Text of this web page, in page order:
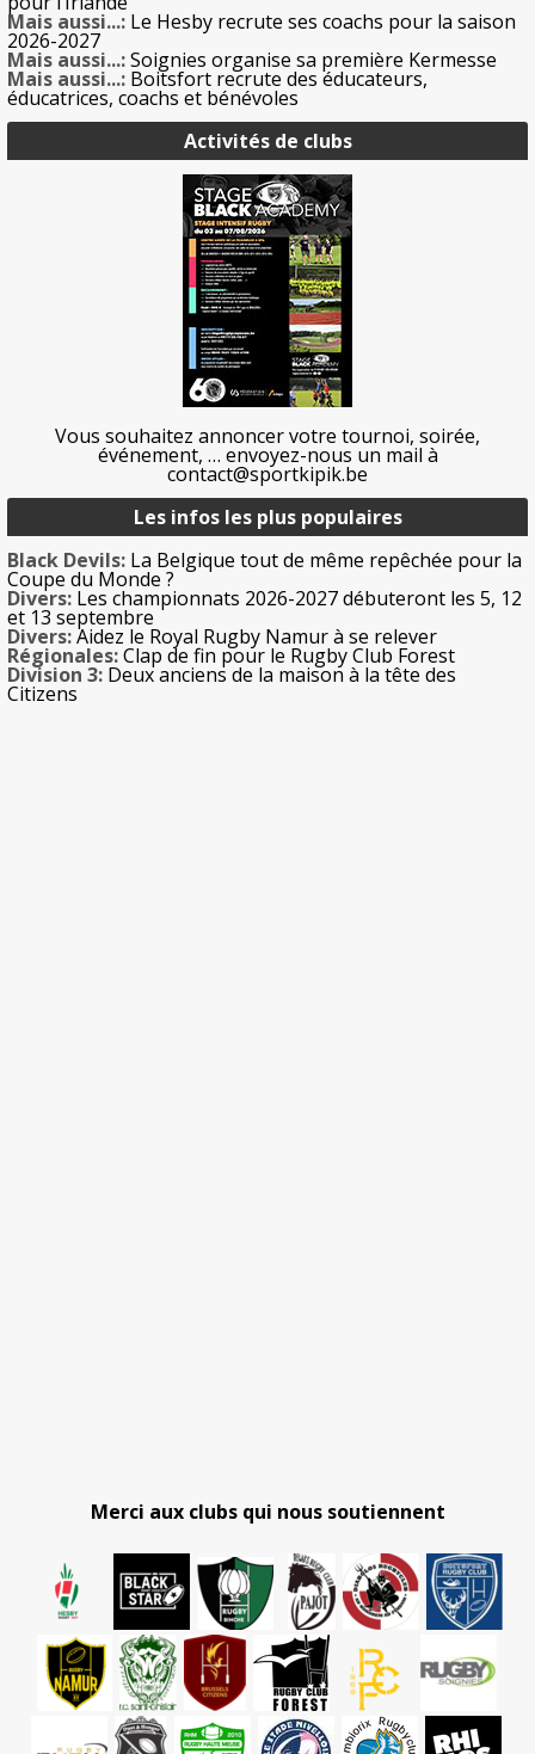
Mais aussi...: Le Hesby recrute ses coachs pour la saison
2026-2027
Mais aussi...:Soignies organise sa première Kermesse
Mais aussi...: Boitsfort recrute des éducateurs,
éducatrices, coachs et bénévoles
Activités de clubs
Vous souhaitez annoncer votre tournoi, soirée,
événement, … envoyez-nous un mail à
contact@sportkipik.be
Les infos les plus populaires
Black Devils: La Belgique tout de même repêchée pour la
Coupe du Monde ?
Divers: Les championnats 2026-2027 débuteront les 5, 12
et 13 septembre
Divers:Aidez le Royal Rugby Namur à se relever
Régionales:Clap de fin pour le Rugby Club Forest
Division 3: Deux anciens de la maison à la tête des
Citizens
Merci aux clubs qui nous soutiennent